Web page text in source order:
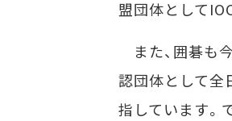
盟団体として
また、囲碁も
認団体として全
指しています。